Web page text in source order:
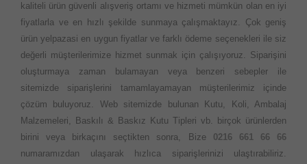
kaliteli ürün güvenli alışveriş ortamı ve hizmeti mümkün olan en iyi
fiyatlarla ve en hızlı şekilde sunmaya çalışmaktayız. Çok geniş
ürün yelpazasi en uygun fiyatlar ve farklı ödeme seçenekleri ile siz
değerli müşterilerimize hizmet sunmak için çalışıyoruz. Siparişini
oluşturmaya zaman bulamayan veya benzeri sebepler ile
sitemizde siparişlerini tamamlayamayan müşterilerimiz içinde
çözüm buluyoruz. Web sitemizde bulunan Kutu, Koli, Ambalaj
Malzemeleri, Baskılı & Baskız Kutu Tipleri vb. birçok ürünlerden
birini veya birkaçını seçtikten sonra, Bize 0216 661 66 66
numaramızdan ulaşarak hızlıca siparişlerinizi ulaştırabiliriz.